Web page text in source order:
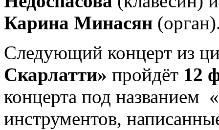
Карина Минасян
Cледующий концерт из
Скарлатти» пройдёт 12
концерта под названием
инструментов,